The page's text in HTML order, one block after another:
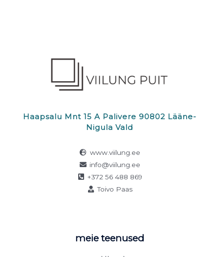
Haapsalu Mnt 15 A Palivere 90802 Lääne-
Nigula Vald
www.viilung.ee
info@viilung.ee
+372 56 488 869
Toivo Paas
meie teenused